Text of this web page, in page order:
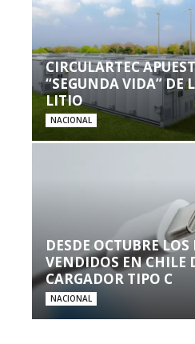
CIRCULARTEC
“SEGUNDA VIDA” DE
LITIO
NACIONAL
DESDE OCTUBRE
VENDIDOS EN CHILE
CARGADOR TIPO C
NACIONAL